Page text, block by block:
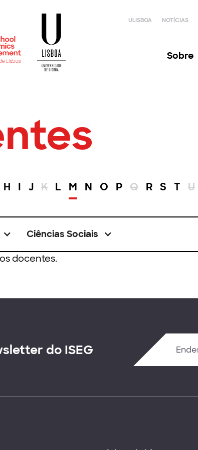
ULISBOA NOTÍCIAS
Sobre
H I J K L M N O P Q R S T U
Ciências Sociais
docentes.
do ISEG